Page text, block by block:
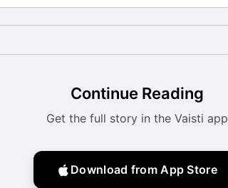
Continue Reading
Get the full story in the Vaisti app
Download from App Store